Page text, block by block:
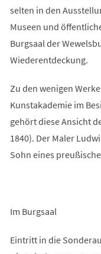
selten in den
Museen und
Burgsaal der
Wiederentdeckung.
Zu den wenigen
Kunstakademie im
gehört diese Ansicht
1840). Der Maler
Sohn eines
Im Burgsaal
Eintritt in die